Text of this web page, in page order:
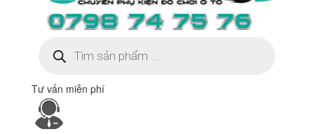
kiếm
sản
Tư vấn miễn phí